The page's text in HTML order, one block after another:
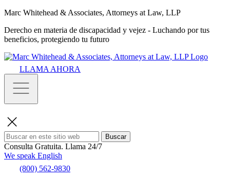
Marc Whitehead & Associates, Attorneys at Law, LLP
Derecho en materia de discapacidad y vejez - Luchando por tus
beneficios, protegiendo tu futuro
LLAMA AHORA
Buscar
Consulta Gratuita. Llama 24/7
We speak English
(800) 562-9830